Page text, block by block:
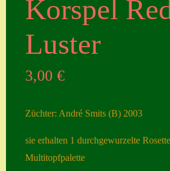
Korspel
Luster
3,00€
Züchter: André Smits (B) 2003
sie erhalten 1 durchgewurzelte
Multitopfpalette